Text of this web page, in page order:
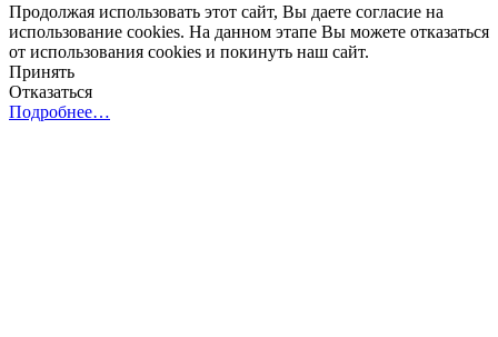
Продолжая использовать этот сайт, Вы даете согласие на
использование cookies. На данном этапе Вы можете отказаться
от использования cookies и покинуть наш сайт.
Принять
Отказаться
Подробнее…